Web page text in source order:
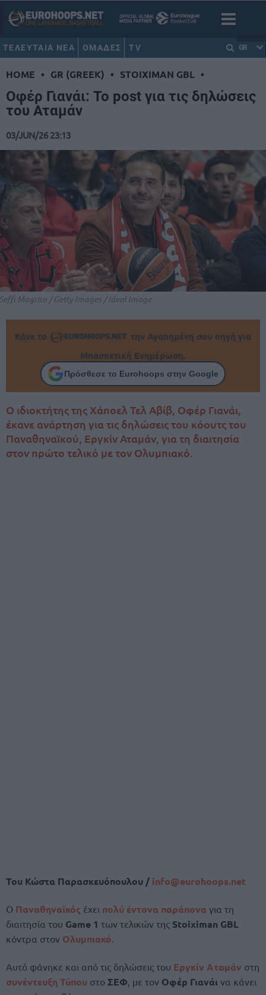
ΤΕΛΕΥΤΑΙΑ ΝΕΑ ΟΜΑΔΕΣ TV GR
HOME • GR (GREEK) • STOIXIMAN GBL •
Οφέρ Γιανάι: Το post για τις δηλώσεις
του Αταμάν
03/JUN/26 23:13
Magriso / Getty Images / Ideal Image
Κάνε το
την Αγαπημένη σου πηγή για
Μπασκετική Ενημέρωση.
Πρόσθεσε το Eurohoops στην Google
Ο ιδιοκτήτης της Χάποελ Τελ Αβίβ, Οφέρ Γιανάι,
έκανε ανάρτηση για τις δηλώσεις του κόουτς του
Παναθηναϊκού, Εργκίν Αταμάν, για τη διαιτησία
στον πρώτο τελικό με τον Ολυμπιακό.
Του Κώστα Παρασκευόπουλου / info@eurohoops.net
Ο Παναθηναϊκός έχει πολύ έντονα παράπονα για τη
διαιτησία του Game 1 των τελικών της Stoiximan GBL
κόντρα στον Ολυμπιακό.
Αυτό φάνηκε και από τις δηλώσεις του Εργκίν Αταμάν στη
συνέντευξη Τύπου στο ΣΕΦ, με τον Οφέρ Γιανάι να κάνει